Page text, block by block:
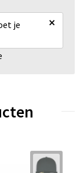
je
×